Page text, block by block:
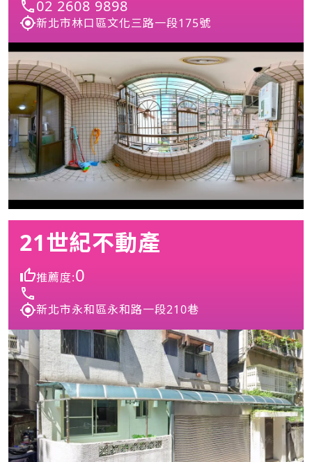
02 2608 9898
新北市林口區文化三路一段175號
21世紀不動產
推薦度:0
新北市永和區永和路一段210巷